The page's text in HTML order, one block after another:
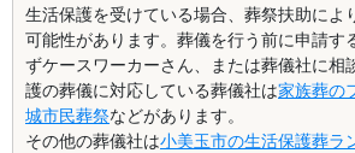
生活保護を受けている場合、葬祭扶助によ
可能性があります。葬儀を行う前に申請す
ずケースワーカーさん、または葬儀社に相
護の葬儀に対応している葬儀社は家族葬の
城市民葬祭などがあります。
その他の葬儀社は小美玉市の生活保護葬ラ